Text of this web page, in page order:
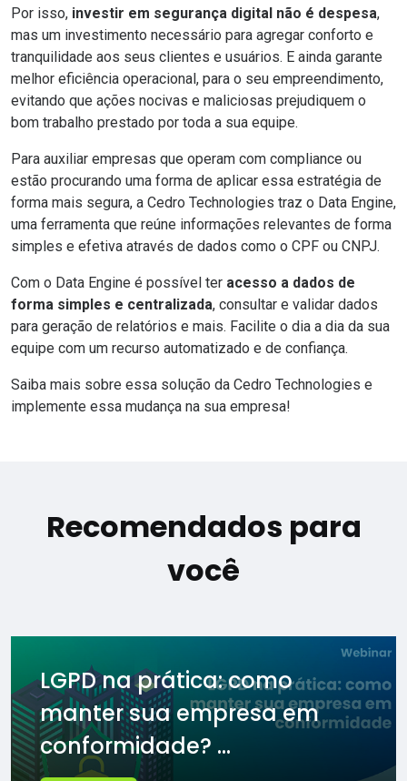
Por isso, investir em segurança digital não é despesa,
mas um investimento necessário para agregar conforto e
tranquilidade aos seus clientes e usuários. E ainda garante
melhor eficiência operacional, para o seu empreendimento,
evitando que ações nocivas e maliciosas prejudiquem o
bom trabalho prestado por toda a sua equipe.
Para auxiliar empresas que operam com compliance ou
estão procurando uma forma de aplicar essa estratégia de
forma mais segura, a Cedro Technologies traz o Data Engine,
uma ferramenta que reúne informações relevantes de forma
simples e efetiva através de dados como o CPF ou CNPJ.
Com o Data Engine é possível ter acesso a dados de
forma simples e centralizada, consultar e validar dados
para geração de relatórios e mais. Facilite o dia a dia da sua
equipe com um recurso automatizado e de confiança.
Saiba mais sobre essa solução da Cedro Technologies e
implemente essa mudança na sua empresa!
Recomendados para
você
LGPD na prática: como
manter sua empresa em
conformidade? ...